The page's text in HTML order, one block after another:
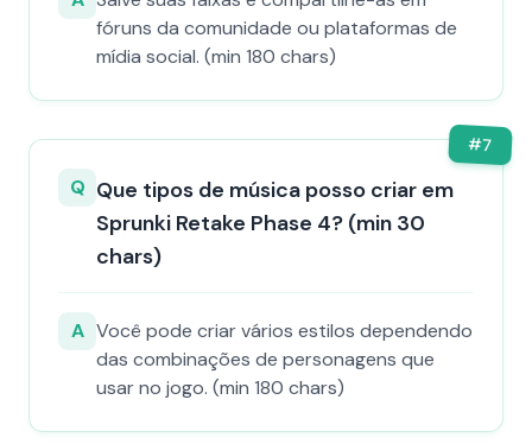
fóruns da comunidade ou plataformas de
mídia social. (min 180 chars)
#7
Q Que tipos de música posso criar em
Sprunki Retake Phase 4? (min 30
chars)
A Você pode criar vários estilos dependendo
das combinações de personagens que
usar no jogo. (min 180 chars)